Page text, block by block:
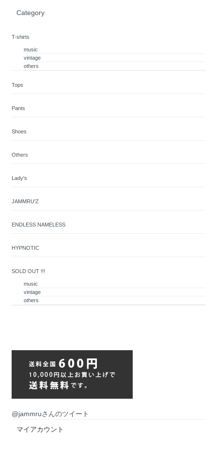
Category
T-shirts
music
vintage
others
Tops
Pants
Shoes
Others
Lady's
JAMMRU'Z
ENDLESS NAMELESS
HYPNOTIC
SOLD OUT !!!
music
vintage
others
@jammruさんのツイート
マイアカウント